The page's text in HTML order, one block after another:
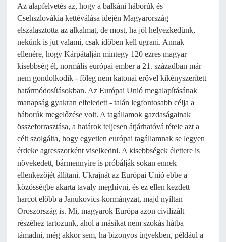
Az alapfelvetés az, hogy a balkáni háborúk és
Csehszlovákia kettéválása idején Magyarország
elszalasztotta az alkalmat, de most, ha jól helyezkedünk,
nekünk is jut valami, csak időben kell ugrani. Annak
ellenére, hogy Kárpátalján mintegy 120 ezres magyar
kisebbség él, normális európai ember a 21. században már
nem gondolkodik - főleg nem katonai erővel kikényszerített
határmódosításokban. Az Európai Unió megalapításának
manapság gyakran elfeledett - talán legfontosabb célja a
háborúk megelőzése volt. A tagállamok gazdaságainak
összeforrasztása, a határok teljesen átjárhatóvá tétele azt a
célt szolgálta, hogy egyetlen európai tagállamnak se legyen
érdeke agresszorként viselkedni. A kisebbségek élettere is
növekedett, bármennyire is próbálják sokan ennek
ellenkezőjét állítani. Ukrajnát az Európai Unió ebbe a
közösségbe akarta tavaly meghívni, és ez ellen kezdett
harcot előbb a Janukovics-kormányzat, majd nyíltan
Oroszország is. Mi, magyarok Európa azon civilizált
részéhez tartozunk, ahol a másikat nem szokás hátba
támadni, még akkor sem, ha bizonyos ügyekben, például a